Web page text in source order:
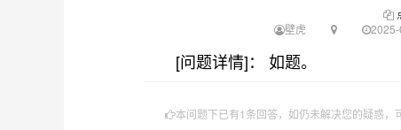
壁虎
[问题详情]： 如题。
本问题下已有1条回答，如仍未解决您的疑惑，